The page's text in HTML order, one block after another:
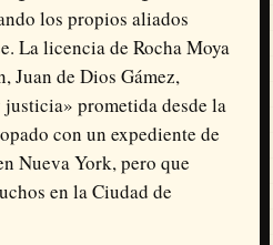
los propios aliados
La licencia de Rocha Moya
Juan de Dios Gámez,
prometida desde la
con un expediente de
Nueva York, pero que
en la Ciudad de